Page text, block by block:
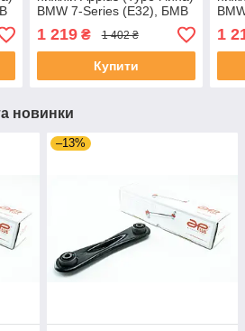
BMW 7-Series (E32), БМВ
7 (Е32) 86-94 #12316AP
UARNUWQ4
1 219₴ 1 402 ₴
Купити
5
1
новинки
–13%